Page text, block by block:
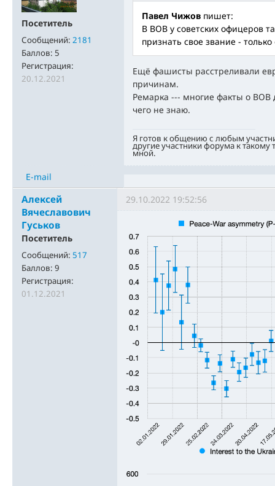
Посетитель
Сообщений: 2181
Баллов: 5
Регистрация:
20.12.2021
Павел Чижов пишет:
В ВОВ у советских офицеров
признать свое звание -
Ещё фашисты расстреливали
причинам.
Ремарка --- многие факты о ВОВ
чего не знаю.
Я готов к общению с любым
другие участники форума к
мной.
E-mail
Алексей
Вячеславович
Гуськов
Посетитель
Сообщений: 517
Баллов: 9
Регистрация:
01.12.2021
29.10.2022 19:52:56